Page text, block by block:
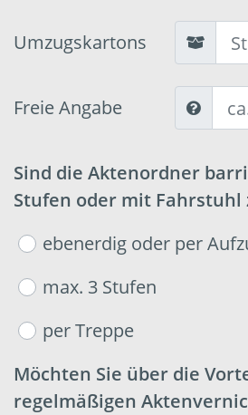
Umzugskartons
Freie Angabe
Sind die Aktenordner
Stufen oder mit Fahrstuhl
ebenerdig oder per
max. 3 Stufen
per Treppe
Möchten Sie über die
regelmäßigen